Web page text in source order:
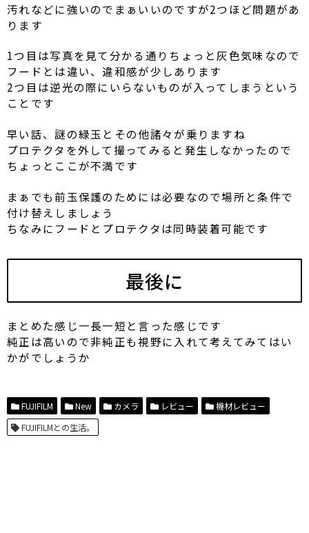
汚れなどに強いのでまぁいいのですが2つほど問題があ
ります
1つ目は写真を見て分かる通りちょっと灰色気味なので
フードとは違い、違和感が少しあります
2つ目は逆光の際にいらないものが入ってしまうという
ことです
早い話、謎の緑玉とその他諸々が乗りますね
プロテクタを外して撮ってみると発生しなかったので
ちょっとここが不満です
まぁでも前玉保護のためには必要なので場所と条件で
付け替えしましょう
ちなみにフードとプロテクタは同時装着可能です
最後に
まとめた感じ一長一短と言った感じです
純正は高いので非純正も視野に入れて考えてみてはい
かがでしょうか
FUJIFILM New カメラ レビュー
機材レビュー
FUJIFILMとの生活。